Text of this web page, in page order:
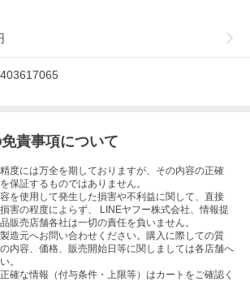
責事項について
度には万全を期しておりますが、その内容の正確
保証するものではありません。
を使用して発生した損害や不利益に関して、直接
害の程度によらず、 LINEヤフー株式会社、情報提
販売店舗各社は一切の責任を負いません。
造元へお問い合わせください。購入に際しての質
内容、価格、販売開始日等に関しましては各店舗へ
。
確な情報（付与条件・上限等）はカートをご確認く